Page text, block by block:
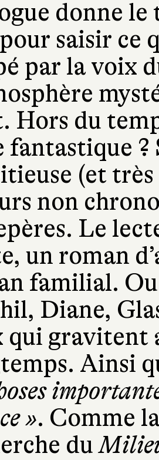
donne le
saisir ce
par la voix
Hors du
fantastique
(et très
non
Le
un roman
familial.
Diane,
qui gravitent
Ainsi
». Comme
du